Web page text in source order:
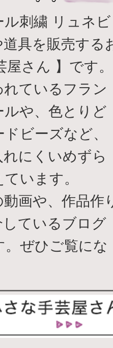
刺繍 リュネビ
具を販売する
屋さん 】です。
ているフラン
ルや、色とりど
ビーズなど、
にくいめずら
います。
画や、作品作
ているブログ
。ぜひご覧にな